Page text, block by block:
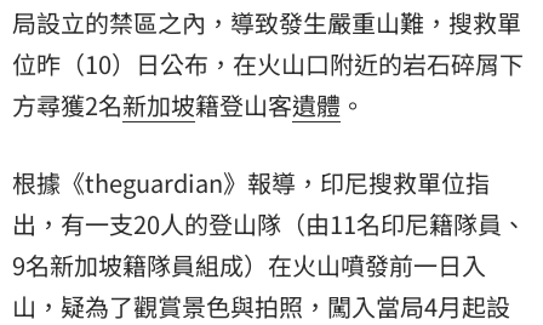
局設立的禁區之內，導致發生嚴重山難，搜救單
位昨（10）日公布，在火山口附近的岩石碎屑下
方尋獲2名新加坡籍登山客遺體 。
根據《theguardian》報導，印尼搜救單位指
出，有一支20人的登山隊（由11名印尼籍隊員、
9名新加坡籍隊員組成）在火山噴發前一日入
山，疑為了觀賞景色與拍照，闖入當局4月起設